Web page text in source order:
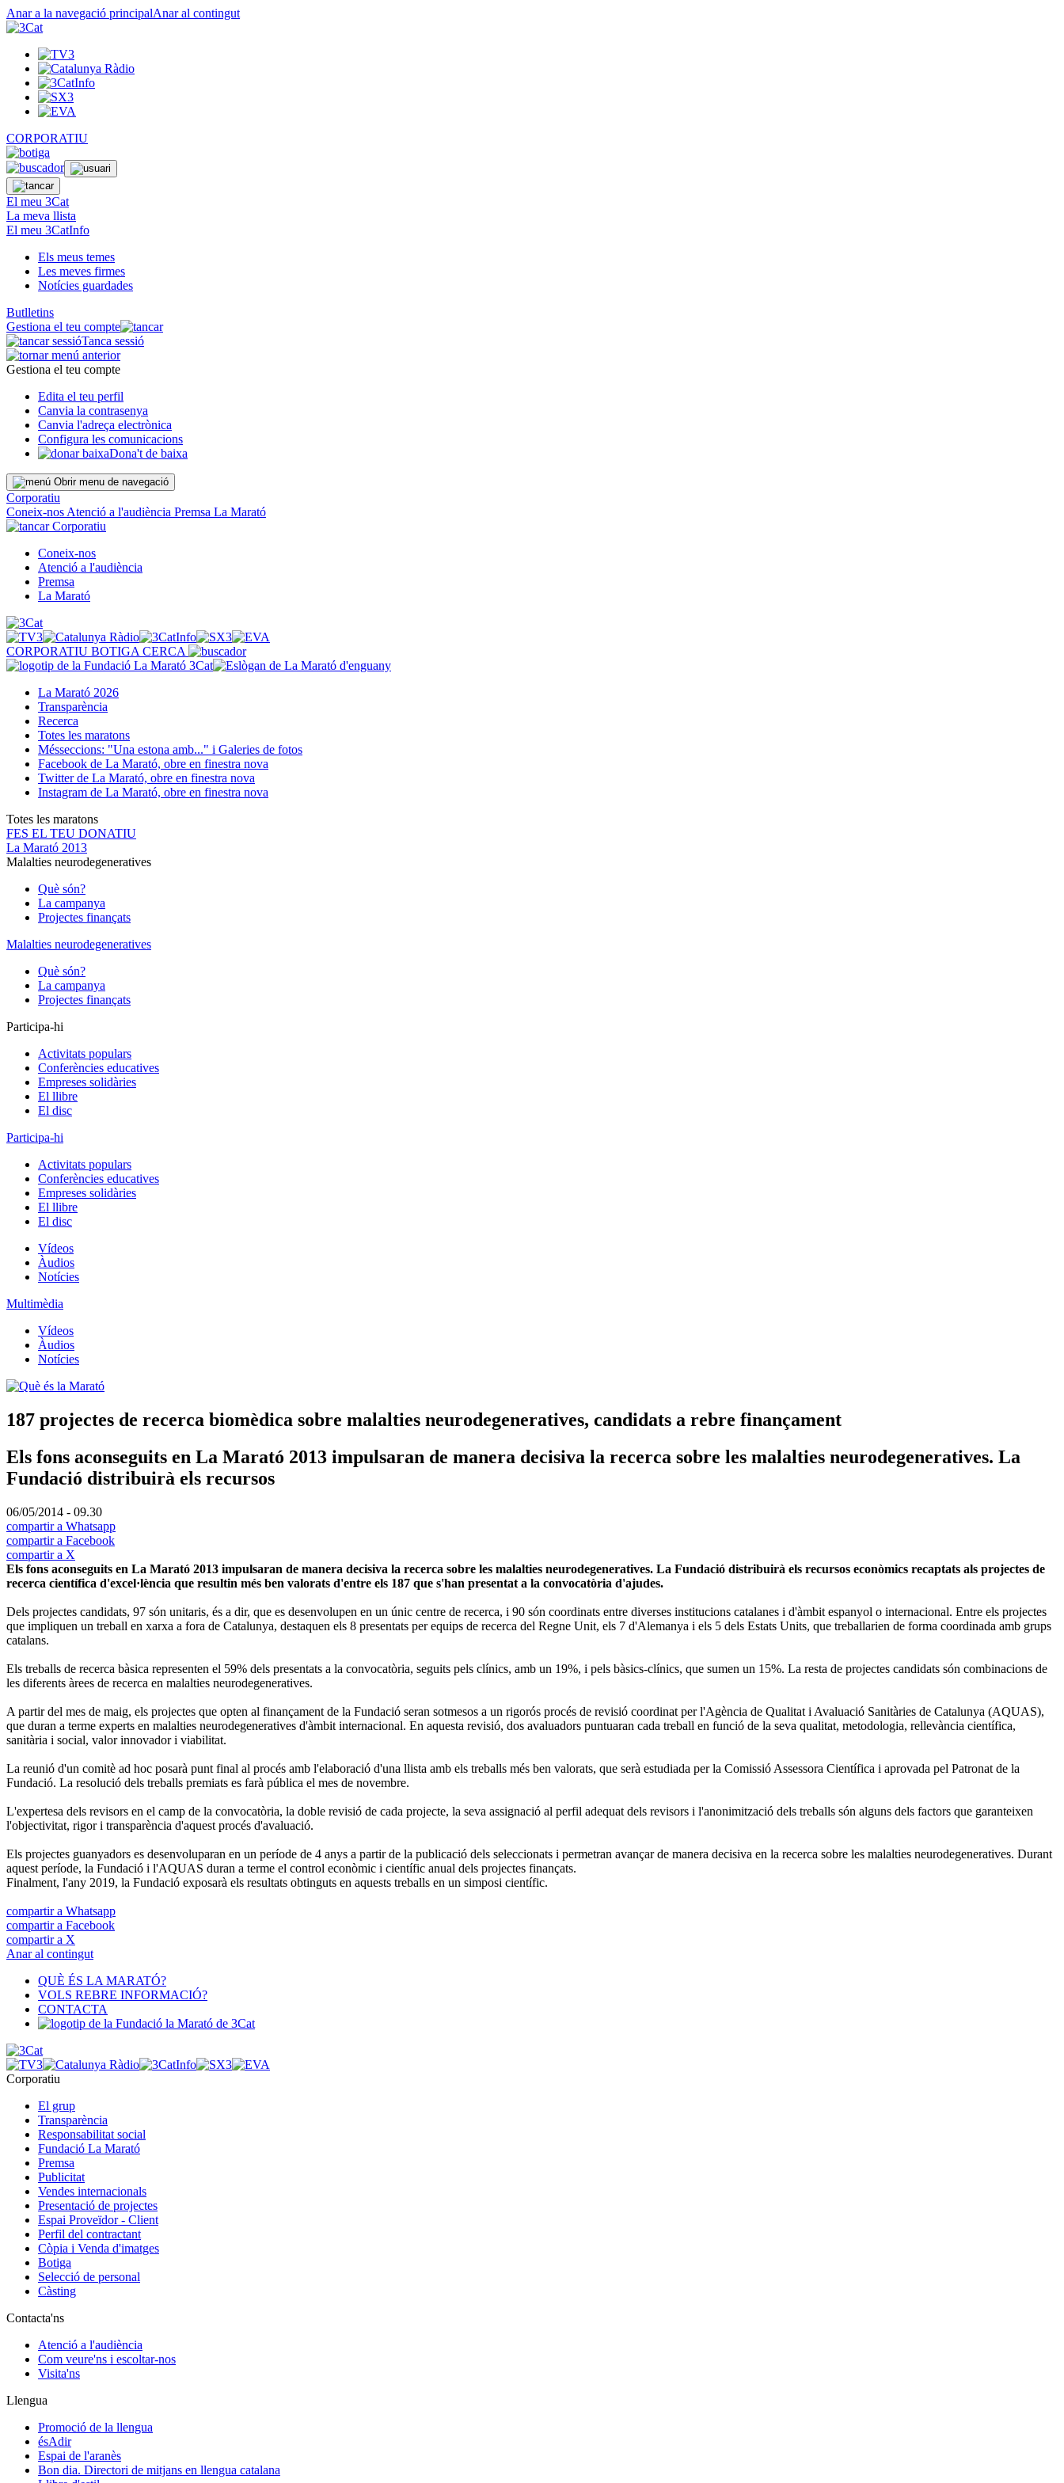
Anar a la navegació principalAnar al contingut
CORPORATIU
El meu 3Cat
La meva llista
El meu 3CatInfo
Els meus temes
Les meves firmes
Notícies guardades
Butlletins
Gestiona el teu compte
Tanca sessió
Gestiona el teu compte
Edita el teu perfil
Canvia la contrasenya
Canvia l'adreça electrònica
Configura les comunicacions
Dona't de baixa
Obrir menu de navegació
Corporatiu
Coneix-nos Atenció a l'audiència Premsa La Marató
Corporatiu
Coneix-nos
Atenció a l'audiència
Premsa
La Marató
CORPORATIU BOTIGA CERCA
La Marató 2026
Transparència
Recerca
Totes les maratons
Mésseccions: "Una estona amb..." i Galeries de fotos
Facebook de La Marató, obre en finestra nova
Twitter de La Marató, obre en finestra nova
Instagram de La Marató, obre en finestra nova
Totes les maratons
FES EL TEU DONATIU
La Marató 2013
Malalties neurodegeneratives
Què són?
La campanya
Projectes finançats
Malalties neurodegeneratives
Què són?
La campanya
Projectes finançats
Participa-hi
Activitats populars
Conferències educatives
Empreses solidàries
El llibre
El disc
Participa-hi
Activitats populars
Conferències educatives
Empreses solidàries
El llibre
El disc
Vídeos
Àudios
Notícies
Multimèdia
Vídeos
Àudios
Notícies
187 projectes de recerca biomèdica sobre malalties neurodegeneratives, candidats a rebre finançament
Els fons aconseguits en La Marató 2013 impulsaran de manera decisiva la recerca sobre les malalties neurodegeneratives. La
Fundació distribuirà els recursos
06/05/2014 - 09.30
compartir a Whatsapp
compartir a Facebook
compartir a X
Els fons aconseguits en La Marató 2013 impulsaran de manera decisiva la recerca sobre les malalties neurodegeneratives. La Fundació distribuirà els recursos econòmics recaptats als projectes de
recerca científica d'excel·lència que resultin més ben valorats d'entre els 187 que s'han presentat a la convocatòria d'ajudes.
Dels projectes candidats, 97 són unitaris, és a dir, que es desenvolupen en un únic centre de recerca, i 90 són coordinats entre diverses institucions catalanes i d'àmbit espanyol o internacional. Entre els projectes
que impliquen un treball en xarxa a fora de Catalunya, destaquen els 8 presentats per equips de recerca del Regne Unit, els 7 d'Alemanya i els 5 dels Estats Units, que treballarien de forma coordinada amb grups
catalans.
Els treballs de recerca bàsica representen el 59% dels presentats a la convocatòria, seguits pels clínics, amb un 19%, i pels bàsics-clínics, que sumen un 15%. La resta de projectes candidats són combinacions de
les diferents àrees de recerca en malalties neurodegeneratives.
A partir del mes de maig, els projectes que opten al finançament de la Fundació seran sotmesos a un rigorós procés de revisió coordinat per l'Agència de Qualitat i Avaluació Sanitàries de Catalunya (AQUAS),
que duran a terme experts en malalties neurodegeneratives d'àmbit internacional. En aquesta revisió, dos avaluadors puntuaran cada treball en funció de la seva qualitat, metodologia, rellevància científica,
sanitària i social, valor innovador i viabilitat.
La reunió d'un comitè ad hoc posarà punt final al procés amb l'elaboració d'una llista amb els treballs més ben valorats, que serà estudiada per la Comissió Assessora Científica i aprovada pel Patronat de la
Fundació. La resolució dels treballs premiats es farà pública el mes de novembre.
L'expertesa dels revisors en el camp de la convocatòria, la doble revisió de cada projecte, la seva assignació al perfil adequat dels revisors i l'anonimització dels treballs són alguns dels factors que garanteixen
l'objectivitat, rigor i transparència d'aquest procés d'avaluació.
Els projectes guanyadors es desenvoluparan en un període de 4 anys a partir de la publicació dels seleccionats i permetran avançar de manera decisiva en la recerca sobre les malalties neurodegeneratives. Durant
aquest període, la Fundació i l'AQUAS duran a terme el control econòmic i científic anual dels projectes finançats.
Finalment, l'any 2019, la Fundació exposarà els resultats obtinguts en aquests treballs en un simposi científic.
compartir a Whatsapp
compartir a Facebook
compartir a X
Anar al contingut
QUÈ ÉS LA MARATÓ?
VOLS REBRE INFORMACIÓ?
CONTACTA
Corporatiu
El grup
Transparència
Responsabilitat social
Fundació La Marató
Premsa
Publicitat
Vendes internacionals
Presentació de projectes
Espai Proveïdor - Client
Perfil del contractant
Còpia i Venda d'imatges
Botiga
Selecció de personal
Càsting
Contacta'ns
Atenció a l'audiència
Com veure'ns i escoltar-nos
Visita'ns
Llengua
Promoció de la llengua
ésAdir
Espai de l'aranès
Bon dia. Directori de mitjans en llengua catalana